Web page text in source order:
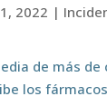
2022 |
de más
los